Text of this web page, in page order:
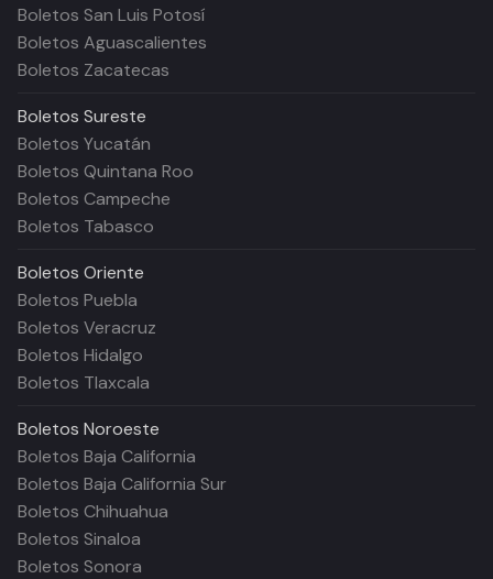
Boletos San Luis Potosí
Boletos Aguascalientes
Boletos Zacatecas
Boletos Sureste
Boletos Yucatán
Boletos Quintana Roo
Boletos Campeche
Boletos Tabasco
Boletos Oriente
Boletos Puebla
Boletos Veracruz
Boletos Hidalgo
Boletos Tlaxcala
Boletos Noroeste
Boletos Baja California
Boletos Baja California Sur
Boletos Chihuahua
Boletos Sinaloa
Boletos Sonora